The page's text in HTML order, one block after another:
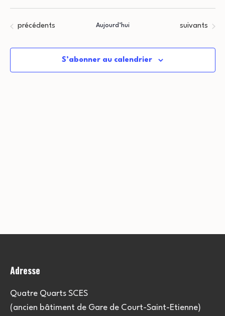
Sélectionnez
Évènements
précédents Aujourd’hui Évènements
suivants
S’abonner au calendrier
Adresse
Quatre Quarts SCES
(ancien bâtiment de Gare de Court-Saint-Etienne)